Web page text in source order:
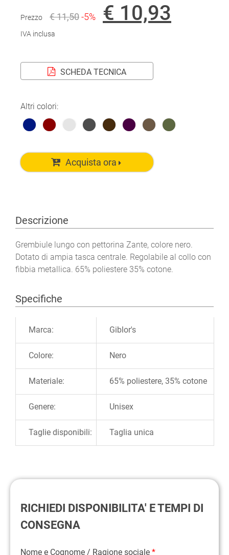
Prezzo € 11,50-5% € 10,93
IVA inclusa
SCHEDA TECNICA
Altri colori:
Acquista ora
Descrizione
Grembiule lungo con pettorina Zante, colore nero.
Dotato di ampia tasca centrale. Regolabile al collo con
fibbia metallica. 65% poliestere 35% cotone.
Specifiche
Marca: Giblor's
Colore: Nero
Materiale: 65% poliestere, 35% cotone
Genere: Unisex
Taglie disponibili: Taglia unica
RICHIEDI DISPONIBILITA' E TEMPI DI
CONSEGNA
Nome e Cognome / Ragione sociale *